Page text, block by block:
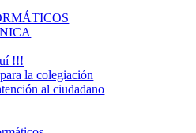
!!!
la colegiación
al ciudadano